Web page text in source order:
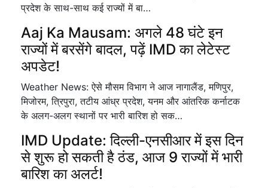
प्रदेश के साथ-साथ कई राज्यों में बा…
Aaj Ka Mausam: अगले 48 घंटे इन
राज्यों में बरसेंगे बादल, पढ़ें IMD का लेटेस्ट
अपडेट!
Weather News: ऐसे मौसम विभाग ने आज नागालैंड, मणिपुर,
मिजोरम, त्रिपुरा, तटीय आंध्र प्रदेश, यनम और आंतरिक कर्नाटक
के अलग-अलग स्थानों पर भारी बारिश हो सक…
IMD Update: दिल्ली-एनसीआर में इस दिन
से शुरू हो सकती है ठंड, आज 9 राज्यों में भारी
बारिश का अलर्ट!